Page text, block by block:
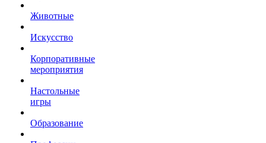
Животные
Искусство
Корпоративные
мероприятия
Настольные
игры
Образование